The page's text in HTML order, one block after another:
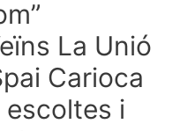
La Unió
Carioca
escoltes i